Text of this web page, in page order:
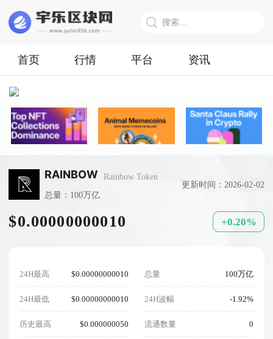
首页 行情 平台 资讯
RAINBOW
Rainbow Token
总量：100万亿
更新时间：2026-02-02
$0.00000000010 +0.20%
24H最高 $0.00000000010
24H最低 $0.00000000010
历史最高 $0.000000050
总量 100万亿
24H波幅 -1.92%
流通数量 0